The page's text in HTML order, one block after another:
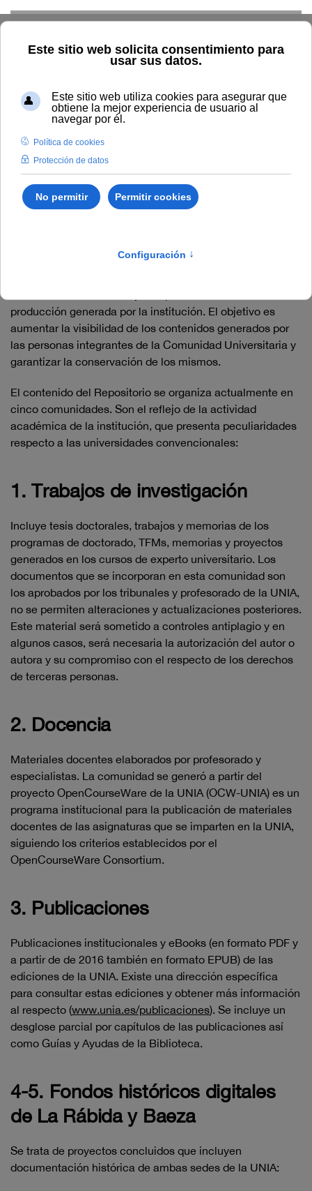
Inicio Vida universitaria
Biblioteca y publicaciones
Repositorio abierto
Repositorio Abierto de la
UNIA
producción generada por la institución. El objetivo es
aumentar la visibilidad de los contenidos generados por
las personas integrantes de la Comunidad Universitaria y
garantizar la conservación de los mismos.
El contenido del Repositorio se organiza actualmente en
cinco comunidades. Son el reflejo de la actividad
académica de la institución, que presenta peculiaridades
respecto a las universidades convencionales:
1. Trabajos de investigación
Incluye tesis doctorales, trabajos y memorias de los
programas de doctorado, TFMs, memorias y proyectos
generados en los cursos de experto universitario. Los
documentos que se incorporan en esta comunidad son
los aprobados por los tribunales y profesorado de la UNIA,
no se permiten alteraciones y actualizaciones posteriores.
Este material será sometido a controles antiplagio y en
algunos casos, será necesaria la autorización del autor o
autora y su compromiso con el respecto de los derechos
de terceras personas.
2. Docencia
Materiales docentes elaborados por profesorado y
especialistas. La comunidad se generó a partir del
proyecto OpenCourseWare de la UNIA (OCW-UNIA) es un
programa institucional para la publicación de materiales
docentes de las asignaturas que se imparten en la UNIA,
siguiendo los criterios establecidos por el
OpenCourseWare Consortium.
3. Publicaciones
Publicaciones institucionales y eBooks (en formato PDF y
a partir de de 2016 también en formato EPUB) de las
ediciones de la UNIA. Existe una dirección específica
para consultar estas ediciones y obtener más información
al respecto (www.unia.es/publicaciones). Se incluye un
desglose parcial por capítulos de las publicaciones así
como Guías y Ayudas de la Biblioteca.
4-5. Fondos históricos digitales
de La Rábida y Baeza
Se trata de proyectos concluidos que incluyen
documentación histórica de ambas sedes de la UNIA: